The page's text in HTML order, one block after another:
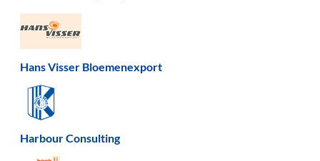
Hans Visser Bloemenexport
Harbour Consulting